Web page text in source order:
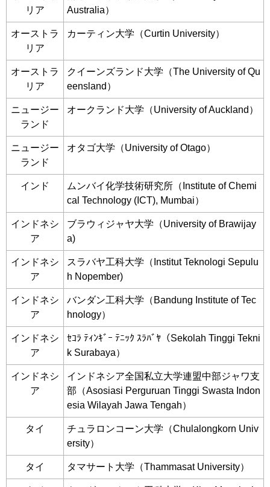
リア
Australia）
オーストラ
リア
カーティン大学（Curtin University）
オーストラ
リア
クイーンズランド大学（The University of Qu
eensland）
ニュージー
ランド
オークランド大学（University of Auckland）
ニュージー
ランド
オタゴ大学（University of Otago）
インド
ムンバイ化学技術研究所（Institute of Chemi
cal Technology (ICT), Mumbai）
インドネシ
ア
ブラウィジャヤ大学（University of Brawijay
a)
インドネシ
ア
スラバヤ工科大学（Institut Teknologi Sepulu
h Nopember)
インドネシ
ア
バンダン工科大学（Bandung Institute of Tec
hnology）
インドネシ
ア
ｾｺﾗ ﾃｨﾝｷﾞｰ ﾃﾆｯｸ ｽﾗﾊﾞﾔ（Sekolah Tinggi Tekni
k Surabaya）
インドネシ
ア
インドネシア全国私立大学連盟中部ジャワ支
部（Asosiasi Perguruan Tinggi Swasta Indon
esia Wilayah Jawa Tengah）
タイ
チュラロンコーン大学（Chulalongkorn Univ
ersity）
タイ タマサート大学（Thammasat University）